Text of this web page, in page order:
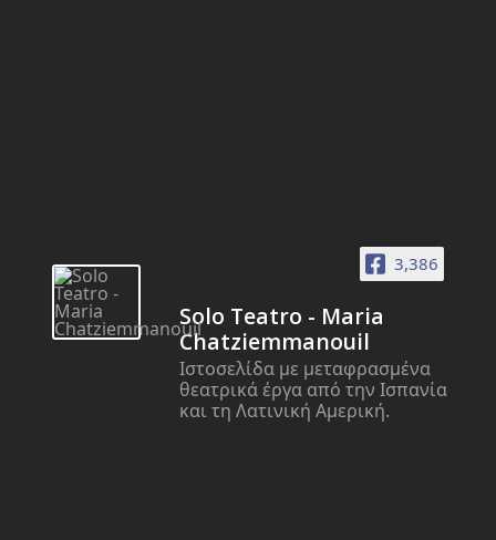
3,386
Solo Teatro - Maria
Chatziemmanouil
Ιστοσελίδα με μεταφρασμένα
θεατρικά έργα από την Ισπανία
και τη Λατινική Αμερική.